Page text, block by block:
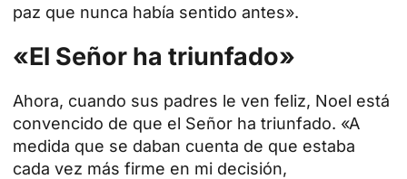
paz que nunca había sentido antes».
«El Señor ha triunfado»
Ahora, cuando sus padres le ven feliz, Noel está
convencido de que el Señor ha triunfado. «A
medida que se daban cuenta de que estaba
cada vez más firme en mi decisión,